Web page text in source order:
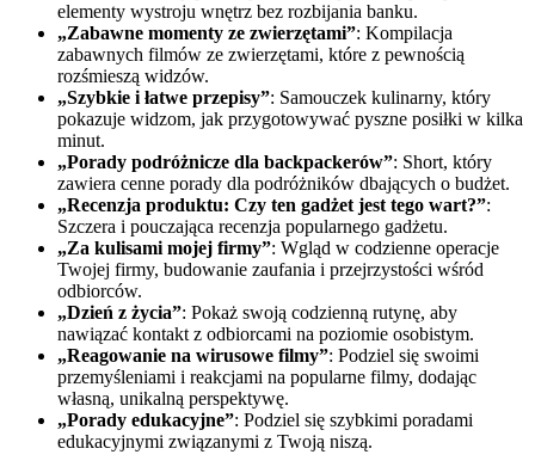
elementy wystroju wnętrz bez rozbijania banku.
„Zabawne momenty ze zwierzętami”: Kompilacja
zabawnych filmów ze zwierzętami, które z pewnością
rozśmieszą widzów.
„Szybkie i łatwe przepisy”: Samouczek kulinarny, który
pokazuje widzom, jak przygotowywać pyszne posiłki w kilka
minut.
„Porady podróżnicze dla backpackerów”: Short, który
zawiera cenne porady dla podróżników dbających o budżet.
„Recenzja produktu: Czy ten gadżet jest tego wart?”:
Szczera i pouczająca recenzja popularnego gadżetu.
„Za kulisami mojej firmy”: Wgląd w codzienne operacje
Twojej firmy, budowanie zaufania i przejrzystości wśród
odbiorców.
„Dzień z życia”: Pokaż swoją codzienną rutynę, aby
nawiązać kontakt z odbiorcami na poziomie osobistym.
„Reagowanie na wirusowe filmy”: Podziel się swoimi
przemyśleniami i reakcjami na popularne filmy, dodając
własną, unikalną perspektywę.
„Porady edukacyjne”: Podziel się szybkimi poradami
edukacyjnymi związanymi z Twoją niszą.